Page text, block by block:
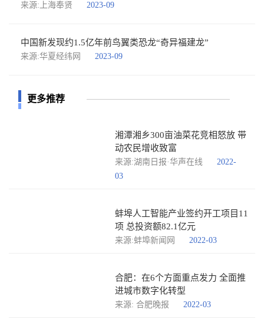
来源:上海奉贤 2023-09
中国新发现约1.5亿年前鸟翼类恐龙“奇异福建龙”
来源:华夏经纬网 2023-09
更多推荐
湘潭湘乡300亩油菜花竞相怒放 带
动农民增收致富
来源:湖南日报·华声在线
2022-
03
蚌埠人工智能产业签约开工项目11
项 总投资额82.1亿元
来源:蚌埠新闻网 2022-03
合肥：在6个方面重点发力 全面推
进城市数字化转型
来源: 合肥晚报 2022-03